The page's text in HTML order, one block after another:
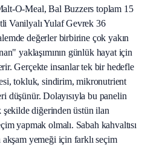
O-Meal, Bal Buzzers toplam 15
Vanilyalı Yulaf Gevrek 36
değerler birbirine çok yakın
yaklaşımının günlük hayat için
Gerçekte insanlar tek bir hedefle
tokluk, sindirim, mikronutrient
düşünür. Dolayısıyla bu panelin
şekilde diğerinden üstün ilan
yapmak olmalı. Sabah kahvaltısı
yemeği için farklı seçim